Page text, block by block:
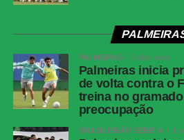
PALMEIRAS 5 dias atrás
Palmeiras inicia
de volta contra o
treina no
preocupação
BRASILEIRÃO SÉRIE A 1